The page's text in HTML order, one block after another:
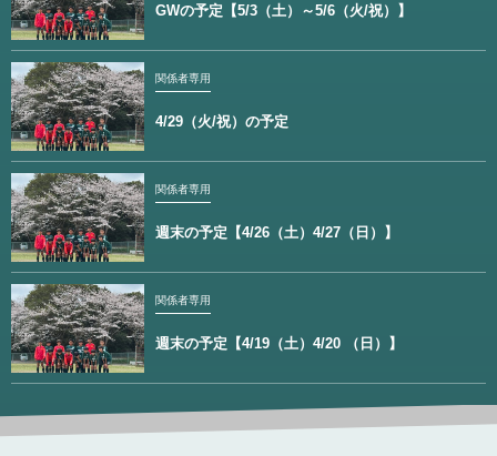
GWの予定【5/3（土）～5/6（火/祝）】
関係者専用
4/29（火/祝）の予定
関係者専用
週末の予定【4/26（土）4/27（日）】
関係者専用
週末の予定【4/19（土）4/20 （日）】